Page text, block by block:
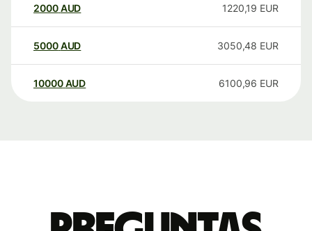
2000AUD 1220,19 EUR
5000AUD 3050,48 EUR
10000 AUD 6100,96 EUR